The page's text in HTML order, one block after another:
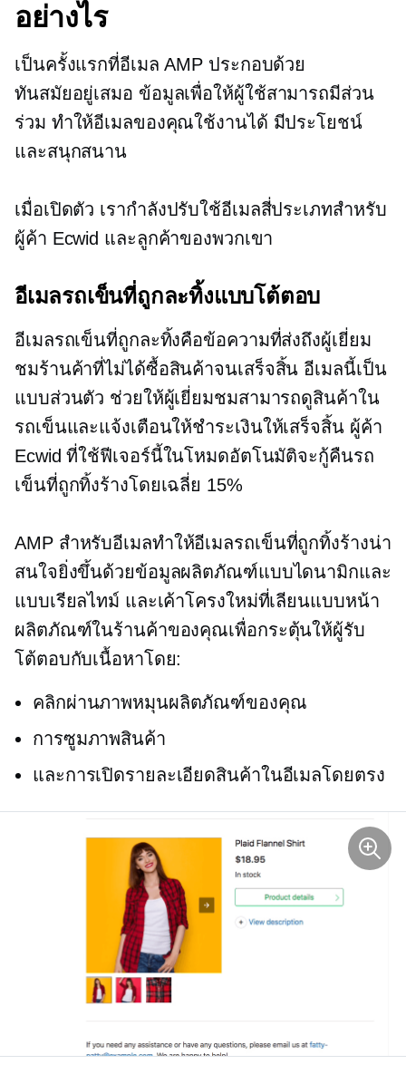
อย่างไร
เป็นครั้งแรกที่อีเมล AMP ประกอบด้วย
ทันสมัยอยู่เสมอ ข้อมูลเพื่อให้ผู้ใช้สามารถมีส่วน
ร่วม ทำให้อีเมลของคุณใช้งานได้ มีประโยชน์
และสนุกสนาน
เมื่อเปิดตัว เรากำลังปรับใช้อีเมลสี่ประเภทสำหรับ
ผู้ค้า Ecwid และลูกค้าของพวกเขา
อีเมลรถเข็นที่ถูกละทิ้งแบบโต้ตอบ
อีเมลรถเข็นที่ถูกละทิ้งคือข้อความที่ส่งถึงผู้เยี่ยม
ชมร้านค้าที่ไม่ได้ซื้อสินค้าจนเสร็จสิ้น อีเมลนี้เป็น
แบบส่วนตัว ช่วยให้ผู้เยี่ยมชมสามารถดูสินค้าใน
รถเข็นและแจ้งเตือนให้ชำระเงินให้เสร็จสิ้น ผู้ค้า
Ecwid ที่ใช้ฟีเจอร์นี้ในโหมดอัตโนมัติจะกู้คืนรถ
เข็นที่ถูกทิ้งร้างโดยเฉลี่ย 15%
AMP สำหรับอีเมลทำให้อีเมลรถเข็นที่ถูกทิ้งร้างน่า
สนใจยิ่งขึ้นด้วยข้อมูลผลิตภัณฑ์แบบไดนามิกและ
แบบเรียลไทม์ และเค้าโครงใหม่ที่เลียนแบบหน้า
ผลิตภัณฑ์ในร้านค้าของคุณเพื่อกระตุ้นให้ผู้รับ
โต้ตอบกับเนื้อหาโดย:
คลิกผ่านภาพหมุนผลิตภัณฑ์ของคุณ
การซูมภาพสินค้า
และการเปิดรายละเอียดสินค้าในอีเมลโดยตรง